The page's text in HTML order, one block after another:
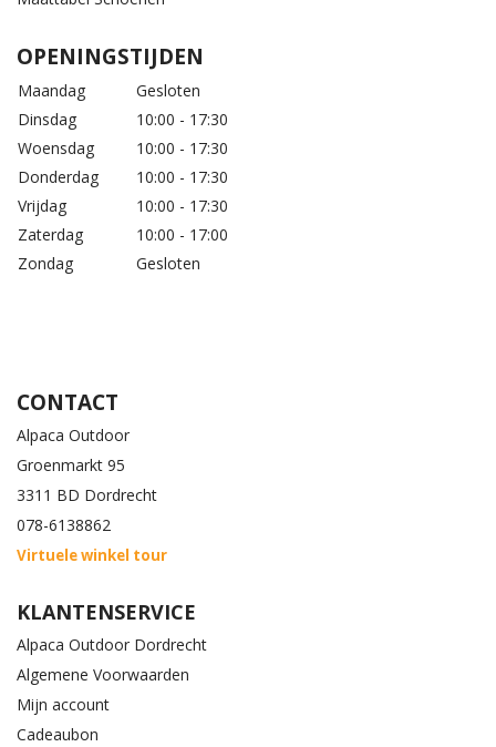
OPENINGSTIJDEN
Maandag
Gesloten
Dinsdag
10:00 - 17:30
Woensdag
10:00 - 17:30
Donderdag
10:00 - 17:30
Vrijdag
10:00 - 17:30
Zaterdag
10:00 - 17:00
Zondag
Gesloten
CONTACT
Alpaca Outdoor
Groenmarkt 95
3311 BD Dordrecht
078-6138862
Virtuele winkel tour
KLANTENSERVICE
Alpaca Outdoor Dordrecht
Algemene Voorwaarden
Mijn account
Cadeaubon